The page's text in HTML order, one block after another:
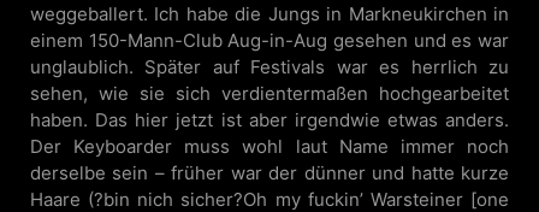
weggeballert. Ich habe die Jungs in Markneukirchen in
einem 150-Mann-Club Aug-in-Aug gesehen und es war
unglaublich. Später auf Festivals war es herrlich zu
sehen, wie sie sich verdientermaßen hochgearbeitet
haben. Das hier jetzt ist aber irgendwie etwas anders.
Der Keyboarder muss wohl laut Name immer noch
derselbe sein – früher war der dünner und hatte kurze
Haare (?bin nich sicher?Oh my fuckin’ Warsteiner [one